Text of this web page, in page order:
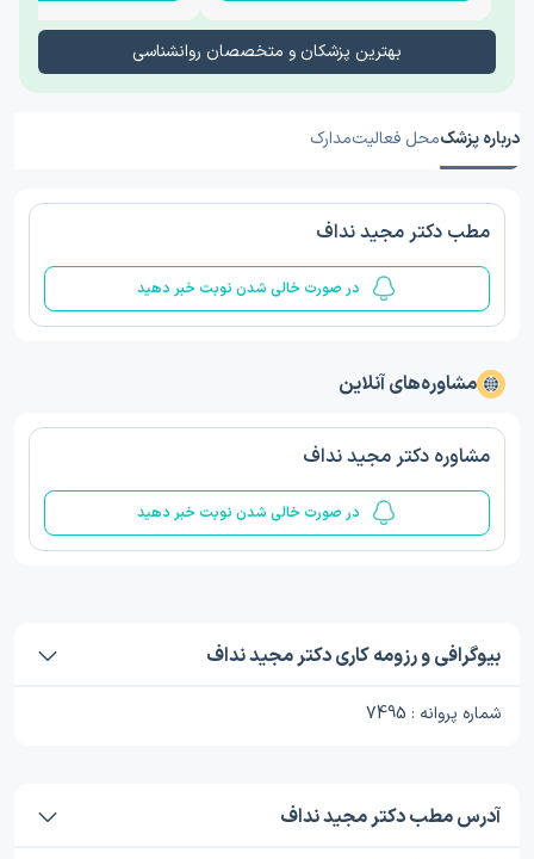
بهترین پزشکان و متخصصان روانشناسی
درباره پزشکمحل فعالیتمدارک
مطب دکتر مجید نداف
در صورت خالی شدن نوبت خبر دهید
مشاوره‌های آنلاین
مشاوره دکتر مجید نداف
در صورت خالی شدن نوبت خبر دهید
بیوگرافی و رزومه کاری دکتر مجید نداف
شماره پروانه : 7495
آدرس مطب دکتر مجید نداف